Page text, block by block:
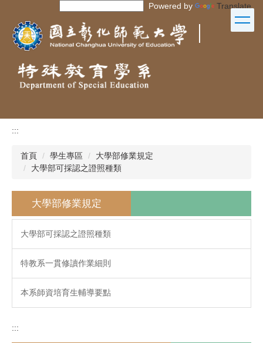
主
Powered by Translate
:::
首頁 學生專區
大學部修業規定
大學部可採認之證照種類
大學部修業規定
大學部可採認之證照種類
特教系一貫修讀作業細則
本系師資培育生輔導要點
:::